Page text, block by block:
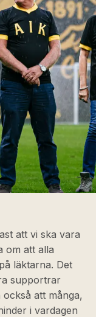
att vi ska vara
om att alla
läktarna. Det
supportrar
att många,
i vardagen